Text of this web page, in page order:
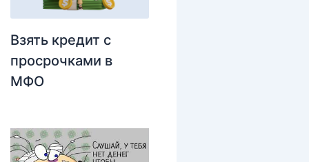
Взять кредит с
просрочками в
МФО